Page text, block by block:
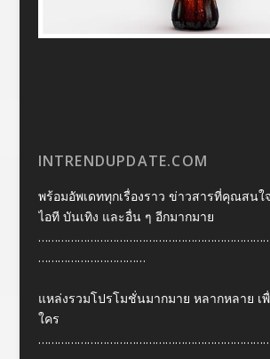
INTRENDUPDATE.COM
พร้อมอัพเดททุกเรื่องราว ข่าวสารที่คุณสนใ
ไอที บันเทิง และอื่น ๆ อีกมากมาย
……………………………
แหล่งรวมโปรโมชั่นมากมาย หลากหลาย เ
ใคร